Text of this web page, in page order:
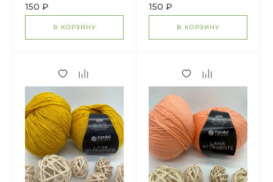
150 ₽
В КОРЗИНУ
150 ₽
В КОРЗИНУ